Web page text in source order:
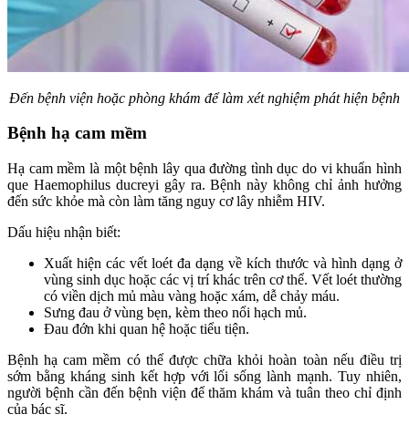
Đến bệnh viện hoặc phòng khám để làm xét nghiệm phát hiện bệnh
Bệnh hạ cam mềm
Hạ cam mềm là một bệnh lây qua đường tình dục do vi khuẩn hình
que Haemophilus ducreyi gây ra. Bệnh này không chỉ ảnh hưởng
đến sức khỏe mà còn làm tăng nguy cơ lây nhiễm HIV.
Dấu hiệu nhận biết:
Xuất hiện các vết loét đa dạng về kích thước và hình dạng ở
vùng sinh dục hoặc các vị trí khác trên cơ thể. Vết loét thường
có viền dịch mủ màu vàng hoặc xám, dễ chảy máu.
Sưng đau ở vùng bẹn, kèm theo nổi hạch mủ.
Đau đớn khi quan hệ hoặc tiểu tiện.
Bệnh hạ cam mềm có thể được chữa khỏi hoàn toàn nếu điều trị
sớm bằng kháng sinh kết hợp với lối sống lành mạnh. Tuy nhiên,
người bệnh cần đến bệnh viện để thăm khám và tuân theo chỉ định
của bác sĩ.